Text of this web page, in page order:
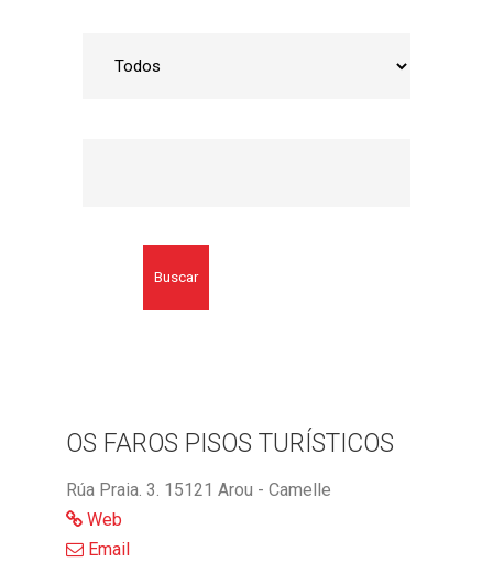
Buscar
OS FAROS PISOS TURÍSTICOS
Rúa Praia. 3. 15121 Arou - Camelle
Web
Email